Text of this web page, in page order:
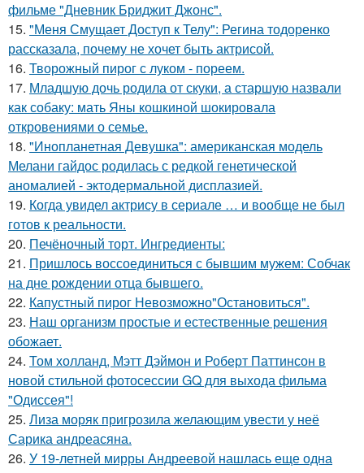
фильме "Дневник Бриджит Джонс".
15. "Меня Смущает Доступ к Телу": Регина тодоренко
рассказала, почему не хочет быть актрисой.
16. Творожный пирог с луком - пореем.
17. Младшую дочь родила от скуки, а старшую назвали
как собаку: мать Яны кошкиной шокировала
откровениями о семье.
18. "Инопланетная Девушка": американская модель
Мелани гайдос родилась с редкой генетической
аномалией - эктодермальной дисплазией.
19. Когда увидел актрису в сериале … и вообще не был
готов к реальности.
20. Печёночный торт. Ингредиенты:
21. Пришлось воссоединиться с бывшим мужем: Собчак
на дне рождении отца бывшего.
22. Капустный пирог Невозможно"Остановиться".
23. Наш организм простые и естественные решения
обожает.
24. Том холланд, Мэтт Дэймон и Роберт Паттинсон в
новой стильной фотосессии GQ для выхода фильма
"Одиссея"!
25. Лиза моряк пригрозила желающим увести у неё
Сарика андреасяна.
26. У 19-летней мирры Андреевой нашлась еще одна